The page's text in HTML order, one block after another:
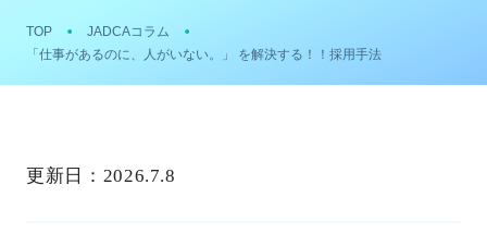
TOP
JADCAコラム
「仕事があるのに、人がいない。」 を解決する！！採用手法
更新日： 2026.7.8